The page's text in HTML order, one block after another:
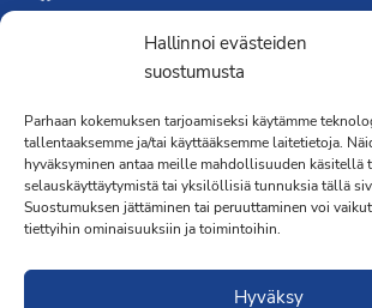
Hallinnoi evästeiden
suostumusta
Parhaan kokemuksen tarjoamiseksi käytämme
tallentaaksemme ja/tai käyttääksemme laitetietoja.
hyväksyminen antaa meille mahdollisuuden käsitellä
selauskäyttäytymistä tai yksilöllisiä tunnuksia tällä
Suostumuksen jättäminen tai peruuttaminen voi
tiettyihin ominaisuuksiin ja toimintoihin.
Hyväksy
Yhdistyksen toimisto
Laivapojankatu 3 C, 00180 Helsinki
toimisto@propo.fi
Saavutettavuusseloste »
Toiminnanjohtaja